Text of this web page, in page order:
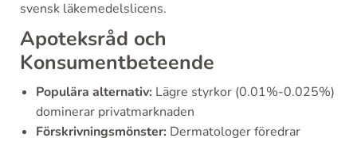
svensk läkemedelslicens.
Apoteksråd och
Konsumentbeteende
Populära alternativ: Lägre styrkor (0.01%-0.025%)
dominerar privatmarknaden
Förskrivningsmönster: Dermatologer föredrar